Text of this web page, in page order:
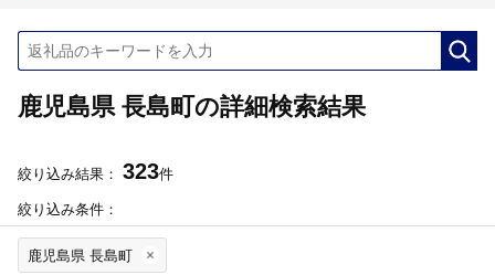
鹿児島県 長島町の詳細検索結果
絞り込み結果： 323件
絞り込み条件：
鹿児島県 長島町